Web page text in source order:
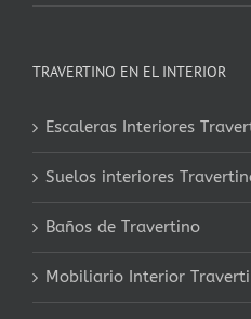
TRAVERTINO EN EL INTERIOR
Escaleras Interiores
Suelos interiores
Baños de Travertino
Mobiliario Interior